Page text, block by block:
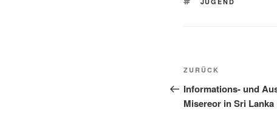
Vorheriger
Beitrag
ZURÜCK
Informations- und
Misereor in Sri Lanka